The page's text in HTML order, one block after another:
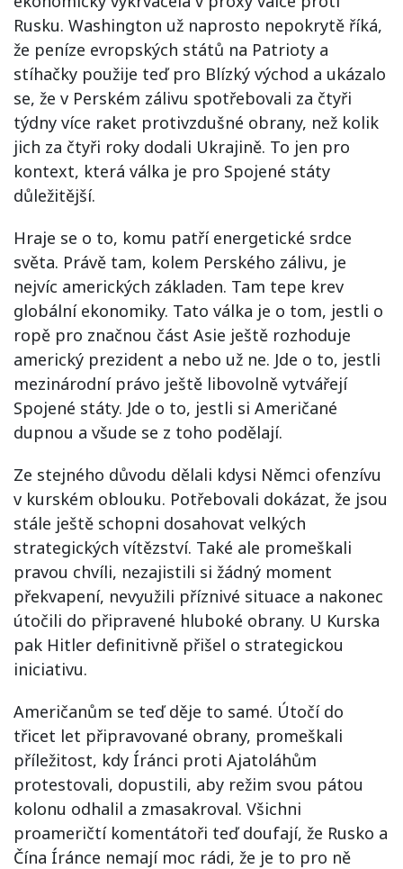
Rusku. Washington už naprosto nepokrytě říká,
že peníze evropských států na Patrioty a
stíhačky použije teď pro Blízký východ a ukázalo
se, že v Perském zálivu spotřebovali za čtyři
týdny více raket protivzdušné obrany, než kolik
jich za čtyři roky dodali Ukrajině. To jen pro
kontext, která válka je pro Spojené státy
důležitější.
Hraje se o to, komu patří energetické srdce
světa. Právě tam, kolem Perského zálivu, je
nejvíc amerických základen. Tam tepe krev
globální ekonomiky. Tato válka je o tom, jestli o
ropě pro značnou část Asie ještě rozhoduje
americký prezident a nebo už ne. Jde o to, jestli
mezinárodní právo ještě libovolně vytvářejí
Spojené státy. Jde o to, jestli si Američané
dupnou a všude se z toho podělají.
Ze stejného důvodu dělali kdysi Němci ofenzívu
v kurském oblouku. Potřebovali dokázat, že jsou
stále ještě schopni dosahovat velkých
strategických vítězství. Také ale promeškali
pravou chvíli, nezajistili si žádný moment
překvapení, nevyužili příznivé situace a nakonec
útočili do připravené hluboké obrany. U Kurska
pak Hitler definitivně přišel o strategickou
iniciativu.
Američanům se teď děje to samé. Útočí do
třicet let připravované obrany, promeškali
příležitost, kdy Íránci proti Ajatoláhům
protestovali, dopustili, aby režim svou pátou
kolonu odhalil a zmasakroval. Všichni
proameričtí komentátoři teď doufají, že Rusko a
Čína Íránce nemají moc rádi, že je to pro ně